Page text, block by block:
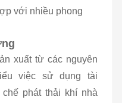
với nhiều phong
xuất từ các nguyên
việc sử dụng tài
phát thải khí nhà